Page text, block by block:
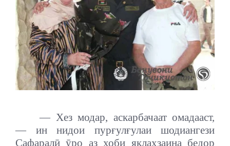
— Хез модар, аскарбачаат омадааст,
— ин нидои пурғулғулаи шодиангези
Сафаралӣ ӯро аз хоби яклаҳзаина бедор